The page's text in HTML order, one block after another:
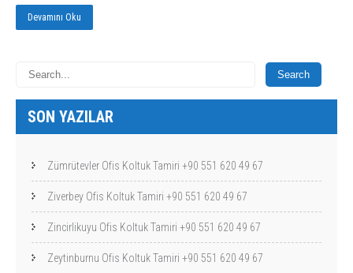
Devamını Oku
SON YAZILAR
Zümrütevler Ofis Koltuk Tamiri +90 551 620 49 67
Ziverbey Ofis Koltuk Tamiri +90 551 620 49 67
Zincirlikuyu Ofis Koltuk Tamiri +90 551 620 49 67
Zeytinburnu Ofis Koltuk Tamiri +90 551 620 49 67